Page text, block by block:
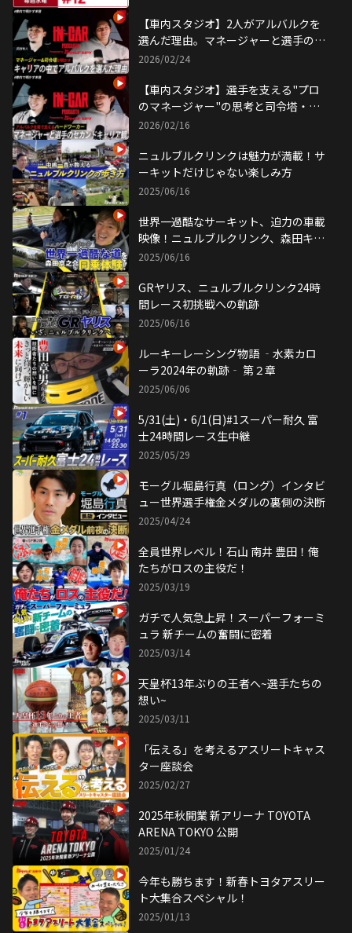
【車内スタジオ】2人がアルバルクを
選んだ理由。マネージャーと選手の持
つキャリア観とは｜アルバルク東京
ーツ
2026/02/24
【車内スタジオ】選手を支える"プロ
のマネージャー"の思考と司令塔・テ
ーブスの夢。｜アルバルク東京 IN-
ツ
2026/02/16
ニュルブルクリンクは魅力が満載！サ
ーキットだけじゃない楽しみ方
2025/06/16
世界一過酷なサーキット、迫力の車載
映像！ニュルブルクリンク、森田キャ
スター初体験！
2025/06/16
GRヤリス、ニュルブルクリンク24時
間レース初挑戦への軌跡
2025/06/16
ルーキーレーシング物語 ‐水素カロ
ーラ2024年の軌跡‐ 第２章
2025/06/06
5/31(土)・6/1(日)#1スーパー耐久 富
士24時間レース生中継
2025/05/29
モーグル堀島行真（ロング）インタビ
ュー世界選手権金メダルの裏側の決断
2025/04/24
全員世界レベル！石山 南井 豊田！俺
たちがロスの主役だ！
2025/03/19
ガチで人気急上昇！スーパーフォーミ
ュラ 新チームの奮闘に密着
2025/03/14
天皇杯13年ぶりの王者へ~選手たちの
想い~
2025/03/11
「伝える」を考えるアスリートキャス
ター座談会
2025/02/27
2025年秋開業 新アリーナ TOYOTA
ARENA TOKYO 公開
2025/01/24
今年も勝ちます！新春トヨタアスリー
ト大集合スペシャル！
2025/01/13